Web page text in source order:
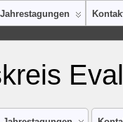
Jahrestagungen